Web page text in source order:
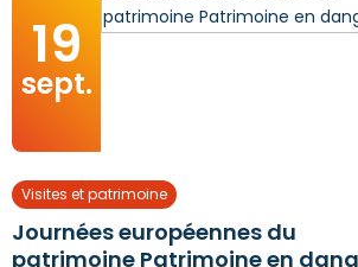
19
sept.
Visites et patrimoine
Journées européennes du
patrimoine Patrimoine en